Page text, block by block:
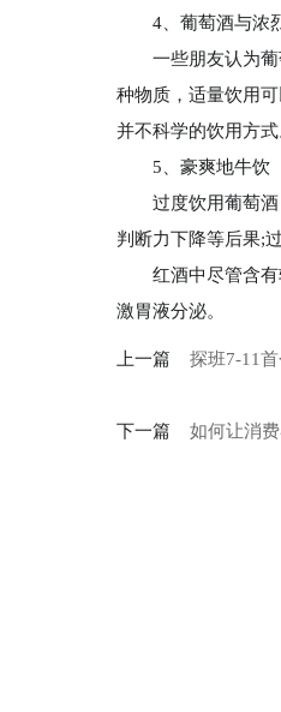
4、葡萄酒与浓
一些朋友认为
种物质，适量饮用
并不科学的饮用方
5、豪爽地牛饮
过度饮用葡萄
判断力下降等后果;
红酒中尽管含
激胃液分泌。
上一篇 探班7-11
下一篇 如何让消